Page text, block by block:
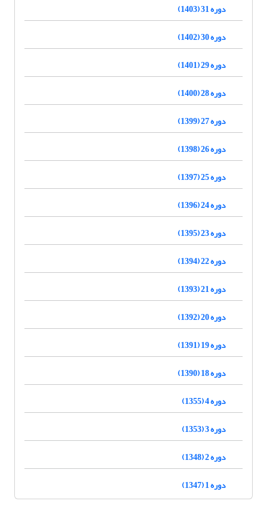
دوره 31 (1403)
دوره 30 (1402)
دوره 29 (1401)
دوره 28 (1400)
دوره 27 (1399)
دوره 26 (1398)
دوره 25 (1397)
دوره 24 (1396)
دوره 23 (1395)
دوره 22 (1394)
دوره 21 (1393)
دوره 20 (1392)
دوره 19 (1391)
دوره 18 (1390)
دوره 4 (1355)
دوره 3 (1353)
دوره 2 (1348)
دوره 1 (1347)